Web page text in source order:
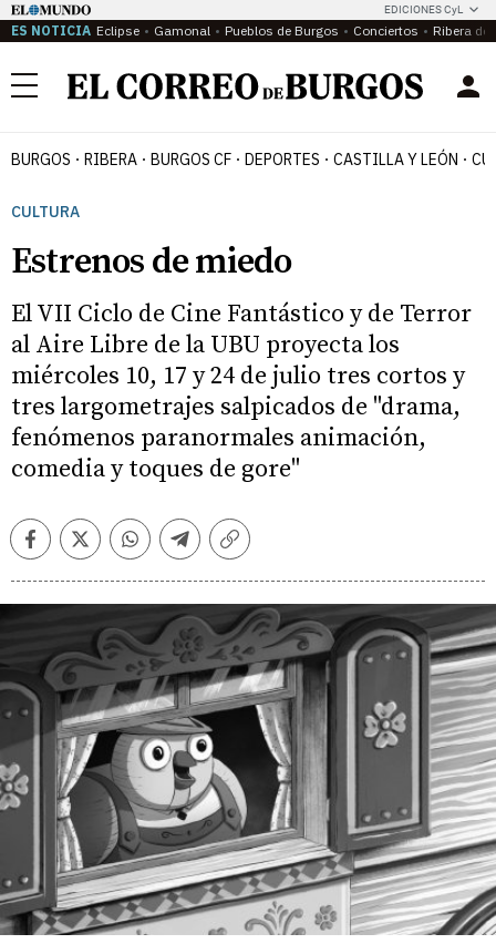
EDICIONES CyL
ES NOTICIA Eclipse Gamonal Pueblos de Burgos Conciertos Ribera del
Menú
BURGOS RIBERA BURGOS CF DEPORTES CASTILLA Y LEÓN
CULTURA
Estrenos de miedo
El VII Ciclo de Cine Fantástico y de Terror
al Aire Libre de la UBU proyecta los
miércoles 10, 17 y 24 de julio tres cortos y
tres largometrajes salpicados de "drama,
fenómenos paranormales animación,
comedia y toques de gore"
FacebookTwitterWhatsappTelegramCopiar